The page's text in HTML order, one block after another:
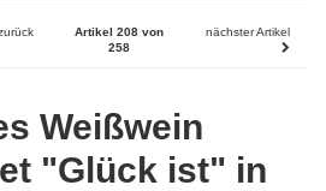
Artikel 208 von
258
nächster Artikel
Weißwein
"Glück ist" in